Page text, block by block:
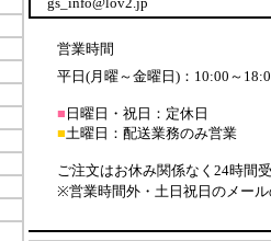
営業時間
平日(月曜～金曜日)：10:00～
■ 日曜日・祝日：定休日
■土曜日：配送業務のみ営業
ご注文はお休み関係なく24時間
※営業時間外・土日祝日のメー